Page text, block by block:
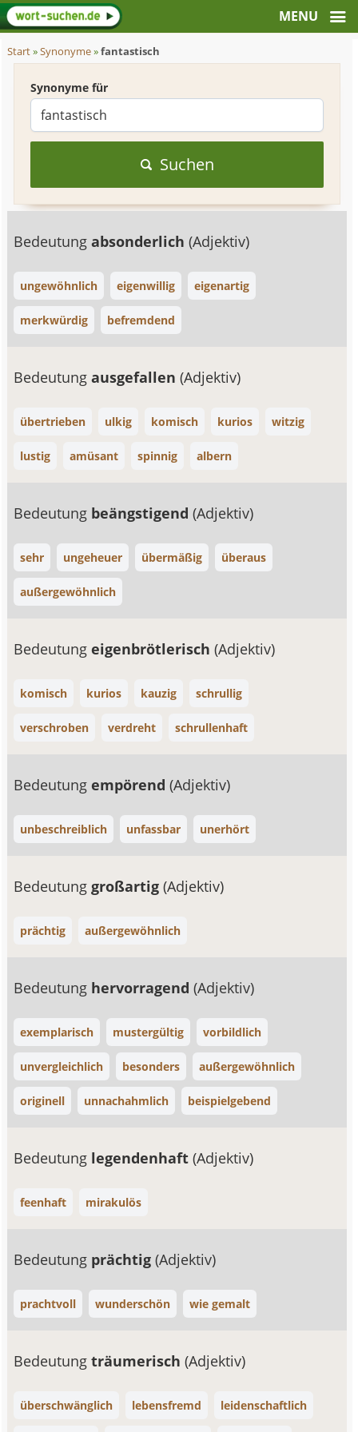
Start»Synonyme»fantastisch
Synonyme für
Suchen
Bedeutungabsonderlich(Adjektiv)
ungewöhnlich eigenwillig eigenartig
merkwürdig befremdend
Bedeutungausgefallen(Adjektiv)
übertrieben ulkig komisch kurios witzig
lustig amüsant spinnig albern
Bedeutung beängstigend(Adjektiv)
sehr ungeheuer übermäßig überaus
außergewöhnlich
Bedeutungeigenbrötlerisch(Adjektiv)
komisch kurios kauzig schrullig
verschroben verdreht schrullenhaft
Bedeutungempörend(Adjektiv)
unbeschreiblich unfassbar unerhört
Bedeutunggroßartig(Adjektiv)
prächtig außergewöhnlich
Bedeutung hervorragend(Adjektiv)
exemplarisch mustergültig vorbildlich
unvergleichlich besonders außergewöhnlich
originell unnachahmlich beispielgebend
Bedeutung legendenhaft(Adjektiv)
feenhaft mirakulös
Bedeutung prächtig(Adjektiv)
prachtvoll wunderschön wie gemalt
Bedeutungträumerisch(Adjektiv)
überschwänglich lebensfremd leidenschaftlich